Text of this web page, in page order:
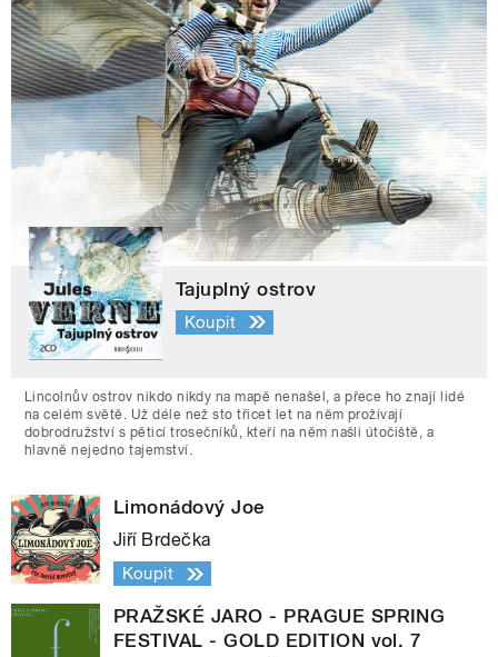
Tajuplný ostrov
Koupit
Lincolnův ostrov nikdo nikdy na mapě nenašel, a přece ho znají lidé
na celém světě. Už déle než sto třicet let na něm prožívají
dobrodružství s pěticí trosečníků, kteří na něm našli útočiště, a
hlavně nejedno tajemství.
Limonádový Joe
Jiří Brdečka
Koupit
PRAŽSKÉ JARO - PRAGUE SPRING
FESTIVAL - GOLD EDITION vol. 7